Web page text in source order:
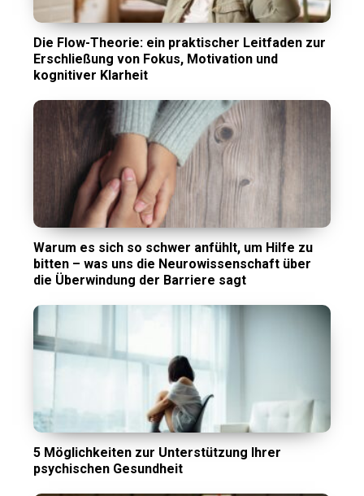
Die Flow-Theorie: ein praktischer Leitfaden zur
Erschließung von Fokus, Motivation und
kognitiver Klarheit
Warum es sich so schwer anfühlt, um Hilfe zu
bitten – was uns die Neurowissenschaft über
die Überwindung der Barriere sagt
5 Möglichkeiten zur Unterstützung Ihrer
psychischen Gesundheit